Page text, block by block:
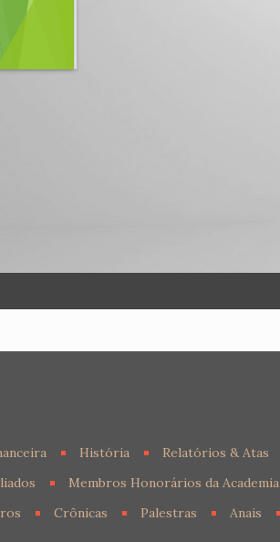
História Relatórios & Atas
Membros Honorários da Academia
Crônicas Palestras Anais